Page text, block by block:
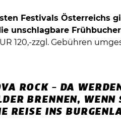
Festivals Österreichs
unschlagbare
120,-zzgl. Gebühren
ROCK – DA
BRENNEN, WENN
REISE INS